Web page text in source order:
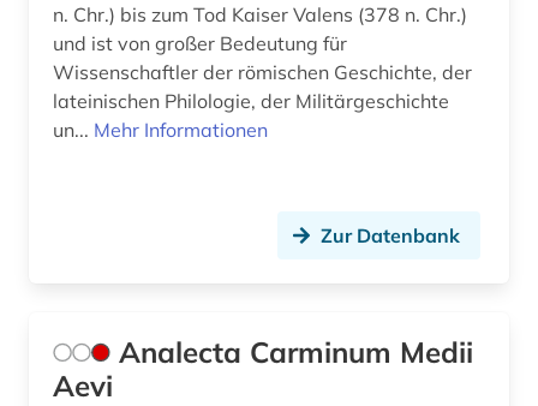
griechisch (40)
griechisch-römisches ägypten (3)
griechische grammatik (1)
handbuch (1)
n. Chr.) bis zum Tod Kaiser Valens (378 n. Chr.)
und ist von großer Bedeutung für
Wissenschaftler der römischen Geschichte, der
lateinischen Philologie, der Militärgeschichte
un... Mehr Informationen
Zur Datenbank
Analecta Carminum Medii
Aevi